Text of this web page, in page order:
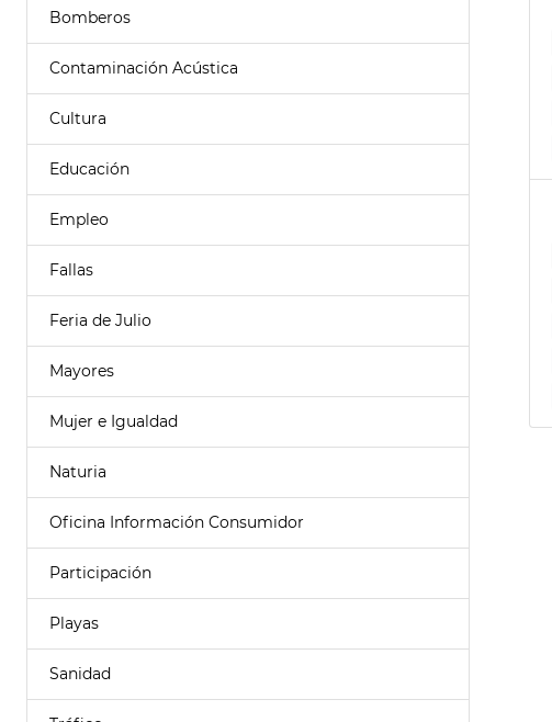
Bomberos
Contaminación Acústica
Cultura
Educación
Empleo
Fallas
Feria de Julio
Mayores
Mujer e Igualdad
Naturia
Oficina Información Consumidor
Participación
Playas
Sanidad